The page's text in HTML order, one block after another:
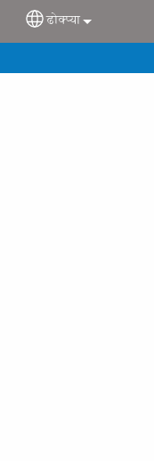
Select your
ढोक्प्या